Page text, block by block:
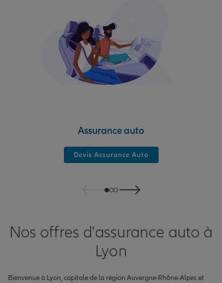
Assurance auto
Devis Assurance Auto
Nos offres d'assurance auto à
Lyon
Bienvenue à Lyon, capitale de la région Auvergne-Rhône-Alpes et